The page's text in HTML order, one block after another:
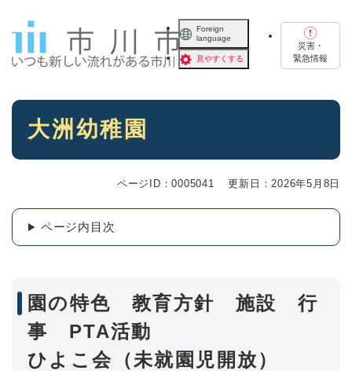
Foreign
language
見やすくする
災害・
緊急情報
本
大洲幼稚園
ページID：0005041 更新日：2026年5月8日
ページ内目次
園の特色 教育方針 施設 行
事 PTA活動
ひよこ会（未就園児開放）